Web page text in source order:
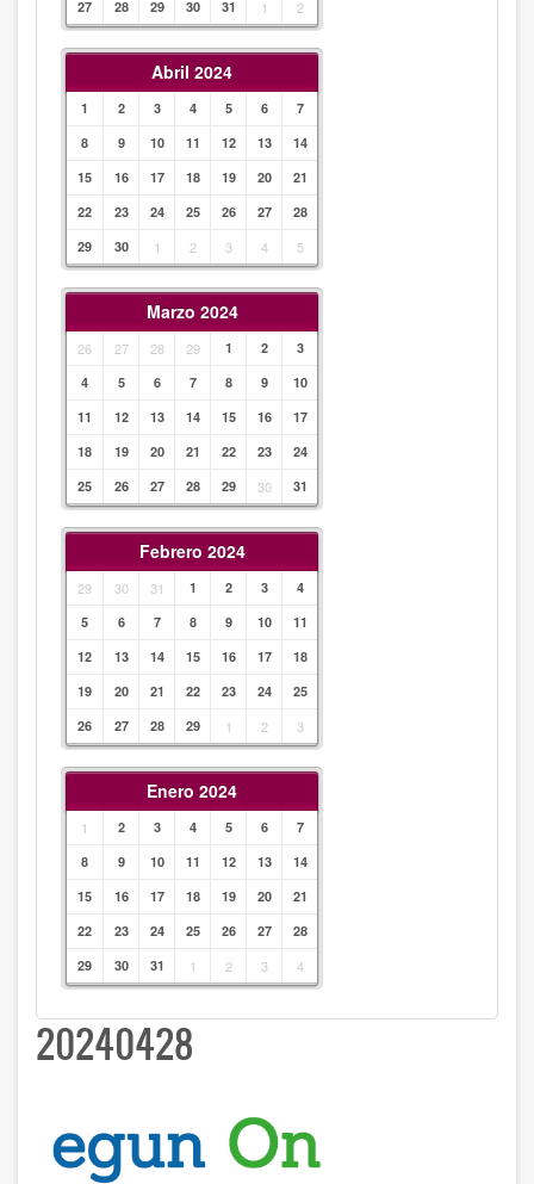
27
28 29 30 31 1 2
Abril 2024
1 2 3 4 5 6
7
8
9 10 11 12 13
14
15
16 17 18 19 20
21
22
23 24 25 26 27
28
29
30 1 2 3 4 5
Marzo 2024
26 27 28 29 1 2
3
4
5 6 7 8 9
10
11
12 13 14 15 16
17
18
19 20 21 22 23
24
25
26 27 28 29 30 31
Febrero 2024
29 30 31 1 2 3
4
5
6 7 8 9 10
11
12
13 14 15 16 17
18
19
20 21 22 23 24
25
26
27 28 29 1 2 3
Enero 2024
1 2 3 4 5 6
7
8
9 10 11 12 13
14
15
16 17 18 19 20
21
22
23 24 25 26 27
28
29
30 31 1 2 3 4
20240428